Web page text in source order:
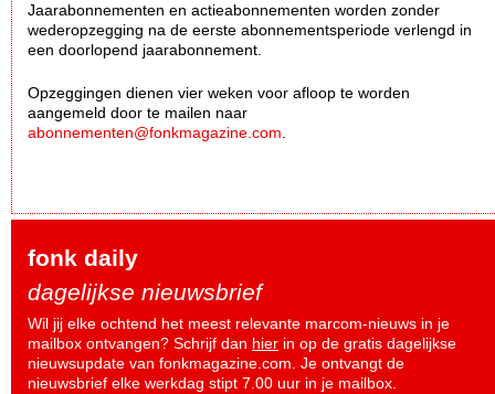
Jaarabonnementen en actieabonnementen worden zonder
wederopzegging na de eerste abonnementsperiode verlengd in
een doorlopend jaarabonnement.
Opzeggingen dienen vier weken voor afloop te worden
aangemeld door te mailen naar
abonnementen@fonkmagazine.com.
fonk daily
dagelijkse nieuwsbrief
Wil jij elke ochtend het meest relevante marcom-nieuws in je
mailbox ontvangen? Schrijf dan hier in op de gratis dagelijkse
nieuwsupdate van fonkmagazine.com. Je ontvangt de
nieuwsbrief elke werkdag stipt 7.00 uur in je mailbox.